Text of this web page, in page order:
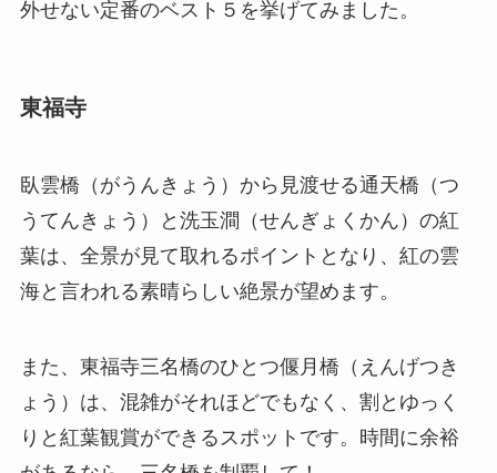
外せない定番のベスト５ を挙げてみました。
東福寺
臥雲橋（がうんきょう）から見渡せる通天橋（つ
うてんきょう）と洗玉澗（せんぎょくかん）の紅
葉は、全景が見て取れるポイントとなり、紅の雲
海と言われる素晴らしい絶景が望めます。
また、東福寺三名橋のひとつ偃月橋（えんげつき
ょう）は、混雑がそれほどでもなく、割とゆっく
りと紅葉観賞ができるスポットです。時間に余裕